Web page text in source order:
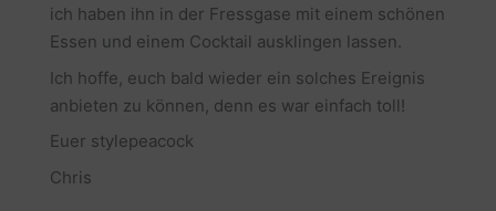
ich haben ihn in der Fressgase mit einem schönen
Essen und einem Cocktail ausklingen lassen.
Ich hoffe, euch bald wieder ein solches Ereignis
anbieten zu können, denn es war einfach toll!
Euer stylepeacock
Chris